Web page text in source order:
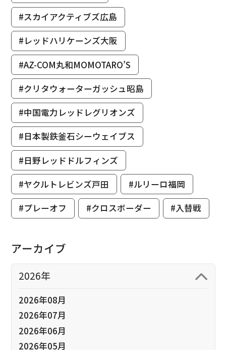
#スカイアクティブズ広島
#レッドハリケーンズ大阪
#AZ-COM丸和MOMOTARO’S
#クリタウォーターガッシュ昭島
#中国電力レッドレグリオンズ
#日本製鉄釜石シーウェイブス
#日野レッドドルフィンズ
#ヤクルトレビンズ戸田
#ルリーロ福岡
#プレーオフ
#クロスボーダー #入替戦
アーカイブ
2026年
2026年08月
2026年07月
2026年06月
2026年05月